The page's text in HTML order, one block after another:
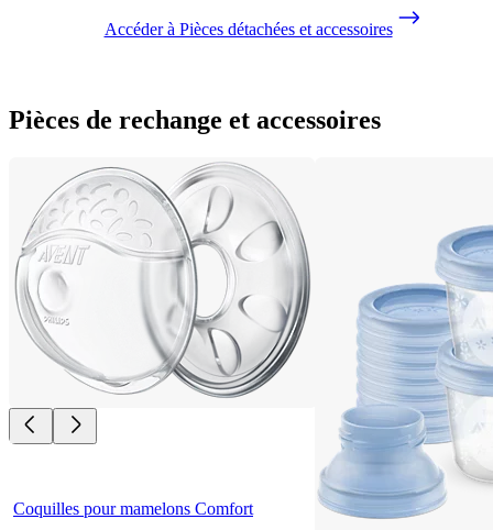
Accéder à Pièces détachées et accessoires
Pièces de rechange et accessoires
Coquilles pour mamelons Comfort